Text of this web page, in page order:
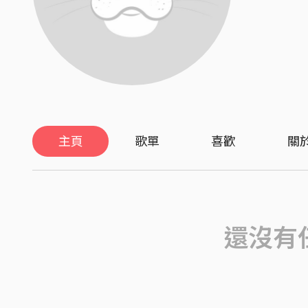
主頁 歌單 喜歡 關
還沒有